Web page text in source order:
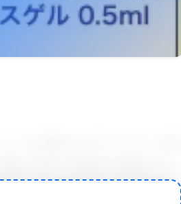
School of Veterinary Medicine